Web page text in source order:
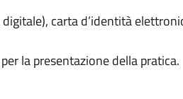
carta d’identità
la presentazione della pratica.